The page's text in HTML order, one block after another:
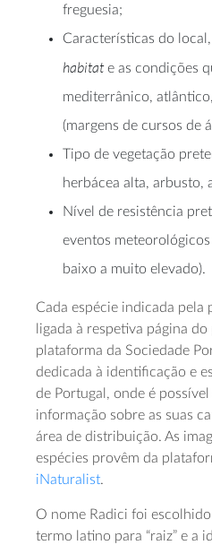
freguesia;
Características do
habitate as condições
mediterrânico,
(margens de cursos de
Tipo de vegetação
herbácea alta, arbusto,
Nível de resistência
eventos
baixo a muito elevado).
Cada espécie indicada pela
ligada à respetiva página do
plataforma da Sociedade
dedicada à identificação e
de Portugal, onde é
informação sobre as suas
área de distribuição. As
espécies provêm da
iNaturalist.
O nome Radici foi
termo latino para “raiz” e a